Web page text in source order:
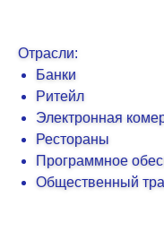
Отрасли:
Банки
Ритейл
Электронная
Рестораны
Программное
Общественный